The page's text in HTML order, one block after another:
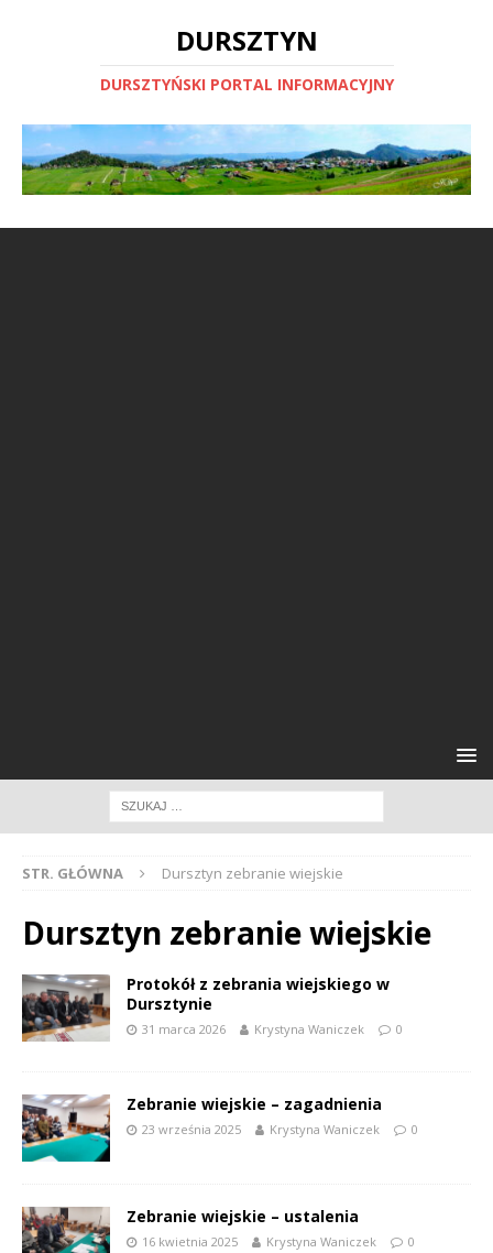
DURSZTYN
DURSZTYŃSKI PORTAL INFORMACYJNY
STR. GŁÓWNA Dursztyn zebranie wiejskie
Dursztyn zebranie wiejskie
Protokół z zebrania wiejskiego w
Dursztynie
31 marca 2026 Krystyna Waniczek 0
Zebranie wiejskie – zagadnienia
23 września 2025 Krystyna Waniczek 0
Zebranie wiejskie – ustalenia
16 kwietnia 2025 Krystyna Waniczek 0